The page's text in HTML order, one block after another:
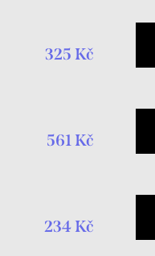
325 Kč
561 Kč
234 Kč